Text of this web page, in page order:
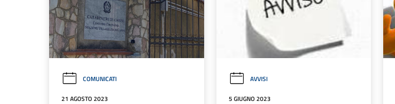
COMUNICATI
21 AGOSTO 2023
AVVISI
5 GIUGNO 2023